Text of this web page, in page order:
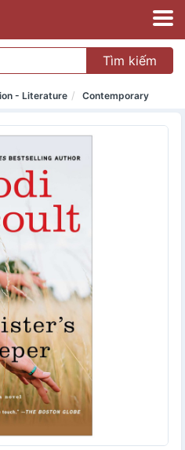
Tìm kiếm
- Literature Contemporary